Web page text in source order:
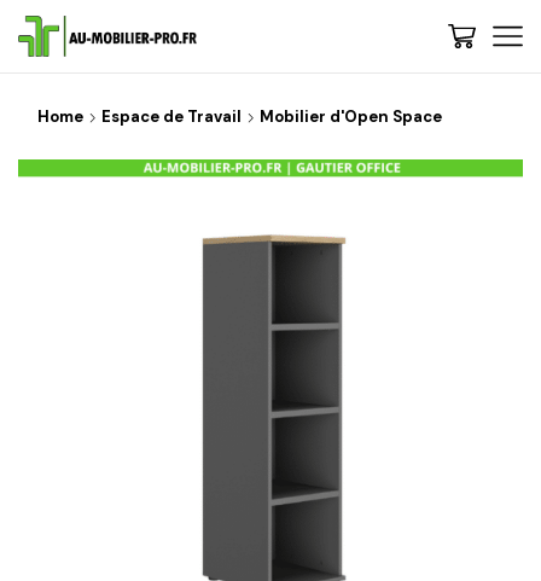
Home Espace de Travail Mobilier d'Open Space